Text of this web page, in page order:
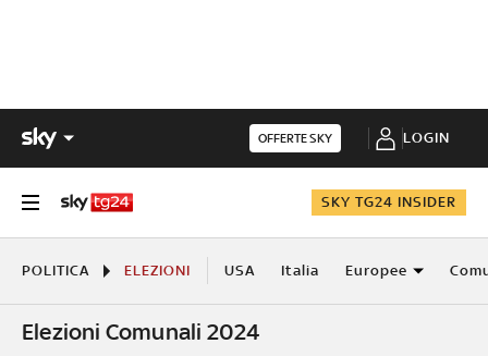
OFFERTE SKY LOGIN
SKY TG24 INSIDER
POLITICA ELEZIONI USA Italia Europee
Elezioni Comunali 2024